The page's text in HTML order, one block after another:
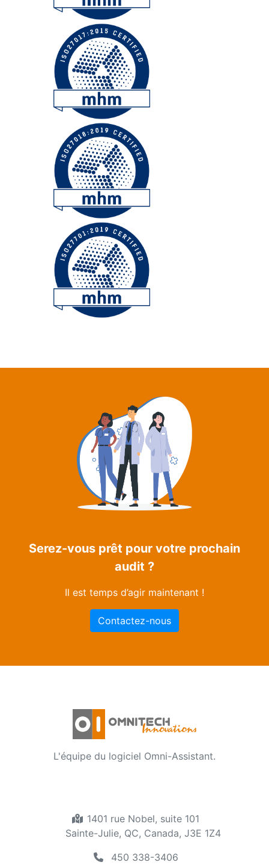
Serez-vous prêt pour votre prochain
audit ?
Il est temps d’agir maintenant !
Contactez-nous
L'équipe du logiciel Omni-Assistant.
1401 rue Nobel, suite 101
Sainte-Julie, QC, Canada, J3E 1Z4
450 338-3406